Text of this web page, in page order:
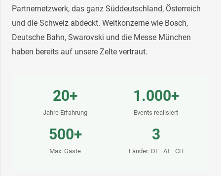
Partnernetzwerk, das ganz Süddeutschland, Österreich
und die Schweiz abdeckt. Weltkonzerne wie Bosch,
Deutsche Bahn, Swarovski und die Messe München
haben bereits auf unsere Zelte vertraut.
20+
Jahre Erfahrung
1.000+
Events realisiert
500+
Max. Gäste
3
Länder: DE · AT · CH